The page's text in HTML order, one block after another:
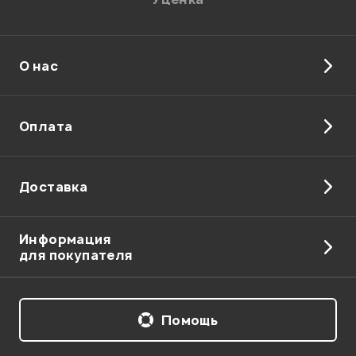
О нас
Оплата
Доставка
Информация
для покупателя
Помощь